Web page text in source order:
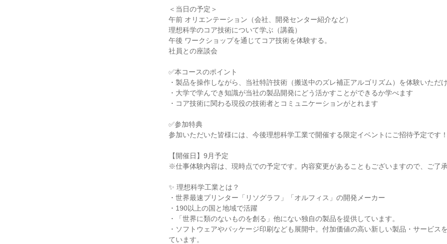
＜当日の予定＞
午前 オリエンテーション（会社、開発センター紹介など）
理想科学のコア技術について学ぶ（講義）
午後 ワークショップを通じてコア技術を体験する。
社員との座談会
✅本コースのポイント
・製品を操作しながら、当社特許技術（搬送中のズレ補正アルゴリズム）を体験いただ
・大学で学んでき知識が当社の製品開発にどう活かすことができるか学べます
・コア技術に関わる現役の技術者とコミュニケーションがとれます
✅参加特典
参加いただいた皆様には、今後理想科学工業で開催する限定イベントにご招待予定です！
【開催日】9月予定
※仕事体験内容は、現時点での予定です。内容変更があることもございますので、ご了承
✨ 理想科学工業とは？
・世界最速プリンター「リソグラフ」「オルフィス」の開発メーカー
・190以上の国と地域で活躍
・「世界に類のないものを創る」他にない独自の製品を提供しています。
・ソフトウェアやパッケージ印刷なども展開中。付加価値の高い新しい製品・サービス
ています。